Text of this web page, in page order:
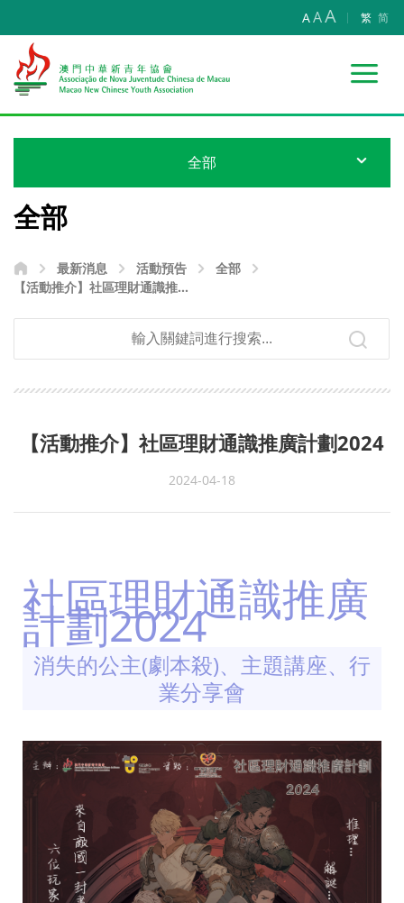
AAA 繁 简
全部
全部
最新消息 活動預告
全部
【活動推介】社區理財通識推廣
【活動推介】社區理財通識推廣計劃2024
2024-04-18
社區理財通識推廣
計劃2024
消失的公主(劇本殺)、主題講座、行
業分享會